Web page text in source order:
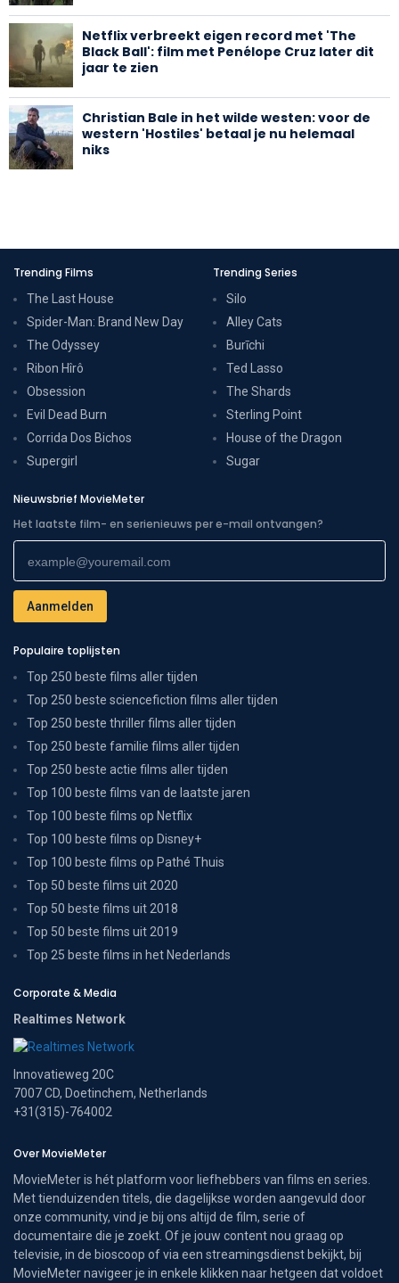
Netflix verbreekt eigen record met 'The
Black Ball': film met Penélope Cruz later dit
jaar te zien
Christian Bale in het wilde westen: voor de
western 'Hostiles' betaal je nu helemaal
niks
Trending Films
The Last House
Spider-Man: Brand New Day
The Odyssey
Ribon Hîrô
Obsession
Evil Dead Burn
Corrida Dos Bichos
Supergirl
Trending Series
Silo
Alley Cats
Burīchi
Ted Lasso
The Shards
Sterling Point
House of the Dragon
Sugar
Nieuwsbrief MovieMeter
Het laatste film- en serienieuws per e-mail ontvangen?
Populaire toplijsten
Top 250 beste films aller tijden
Top 250 beste sciencefiction films aller tijden
Top 250 beste thriller films aller tijden
Top 250 beste familie films aller tijden
Top 250 beste actie films aller tijden
Top 100 beste films van de laatste jaren
Top 100 beste films op Netflix
Top 100 beste films op Disney+
Top 100 beste films op Pathé Thuis
Top 50 beste films uit 2020
Top 50 beste films uit 2018
Top 50 beste films uit 2019
Top 25 beste films in het Nederlands
Corporate & Media
Realtimes Network
Innovatieweg 20C
7007 CD, Doetinchem, Netherlands
+31(315)-764002
Over MovieMeter
MovieMeter is hét platform voor liefhebbers van films en series.
Met tienduizenden titels, die dagelijkse worden aangevuld door
onze community, vind je bij ons altijd de film, serie of
documentaire die je zoekt. Of je jouw content nou graag op
televisie, in de bioscoop of via een streamingsdienst bekijkt, bij
MovieMeter navigeer je in enkele klikken naar hetgeen dat voldoet